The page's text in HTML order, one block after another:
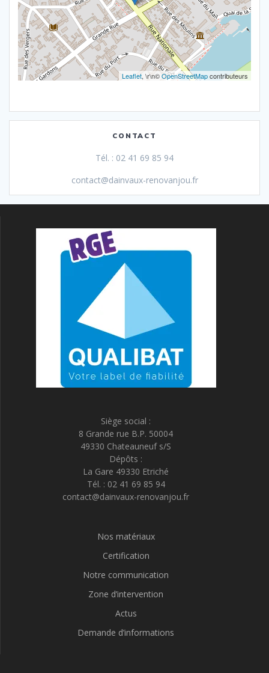
Leaflet, \r\n©OpenStreetMapcontributeurs
CONTACT
Tél. : 02 41 69 85 94
contact@dainvaux-renovanjou.fr
Siège social :
8 Grande rue B.P. 50004
49330 Chateauneuf s/S
Dépôts :
La Gare 49330 Etriché
Tél. : 02 41 69 85 94
contact@dainvaux-renovanjou.fr
Nos matériaux
Certification
Notre communication
Zone d’intervention
Actus
Demande d’informations